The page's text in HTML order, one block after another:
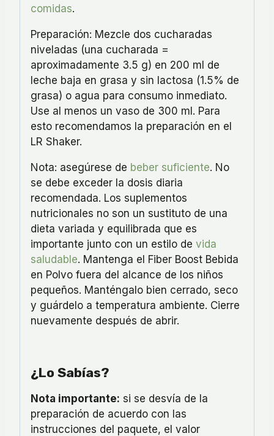
comidas.
Preparación: Mezcle dos cucharadas
niveladas (una cucharada =
aproximadamente 3.5 g) en 200 ml de
leche baja en grasa y sin lactosa (1.5% de
grasa) o agua para consumo inmediato.
Use al menos un vaso de 300 ml. Para
esto recomendamos la preparación en el
LR Shaker.
Nota: asegúrese de beber suficiente. No
se debe exceder la dosis diaria
recomendada. Los suplementos
nutricionales no son un sustituto de una
dieta variada y equilibrada que es
importante junto con un estilo de vida
saludable. Mantenga el Fiber Boost Bebida
en Polvo fuera del alcance de los niños
pequeños. Manténgalo bien cerrado, seco
y guárdelo a temperatura ambiente. Cierre
nuevamente después de abrir.
¿Lo Sabías?
Nota importante: si se desvía de la
preparación de acuerdo con las
instrucciones del paquete, el valor